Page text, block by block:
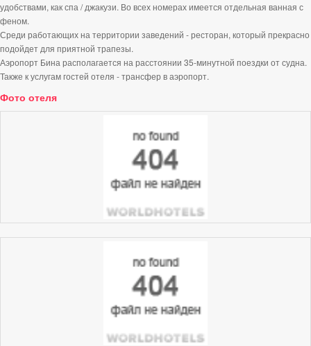
удобствами, как спа / джакузи. Во всех номерах имеется отдельная ванная с
феном.
Среди работающих на территории заведений - ресторан, который прекрасно
подойдет для приятной трапезы.
Аэропорт Бина располагается на расстоянии 35-минутной поездки от судна.
Также к услугам гостей отеля - трансфер в аэропорт.
Фото отеля